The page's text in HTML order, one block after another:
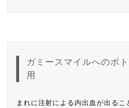
ガミースマイルへのボ
用
まれに注射による内出血が出る